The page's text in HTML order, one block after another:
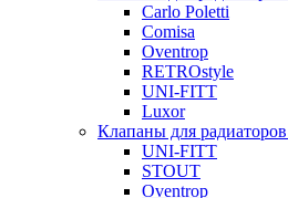
Carlo Poletti
Comisa
Oventrop
RETROstyle
UNI-FITT
Luxor
Клапаны для радиаторов
UNI-FITT
STOUT
Oventrop